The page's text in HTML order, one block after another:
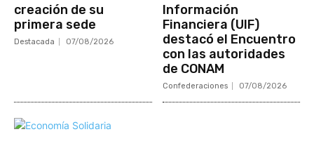
creación de su
primera sede
Destacada 07/08/2026
Información
Financiera (UIF)
destacó el Encuentro
con las autoridades
de CONAM
Confederaciones 07/08/2026